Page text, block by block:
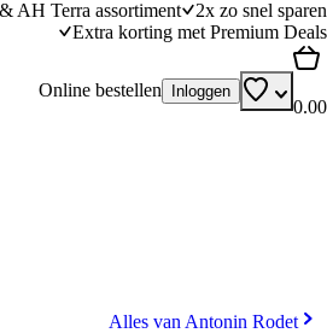
AH Terra assortiment
2x zo snel sparen
Extra korting met Premium Deals
Online bestellen Inloggen
0.00
Alles van Antonin Rodet